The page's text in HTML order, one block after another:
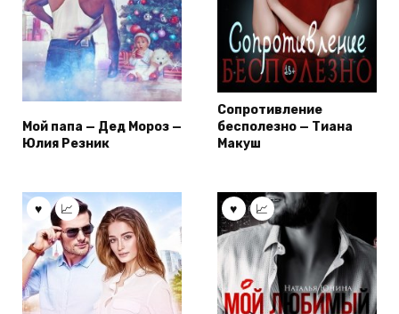
Мой папа — Дед Мороз —
Юлия Резник
Сопротивление
бесполезно — Тиана
Макуш